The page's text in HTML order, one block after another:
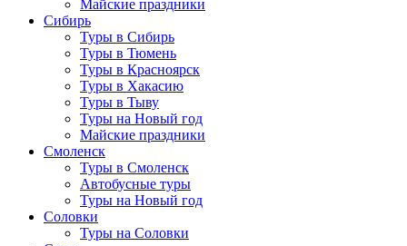
Майские праздники
Сибирь
Туры в Сибирь
Туры в Тюмень
Туры в Красноярск
Туры в Хакасию
Туры в Тыву
Туры на Новый год
Майские праздники
Смоленск
Туры в Смоленск
Автобусные туры
Туры на Новый год
Соловки
Туры на Соловки